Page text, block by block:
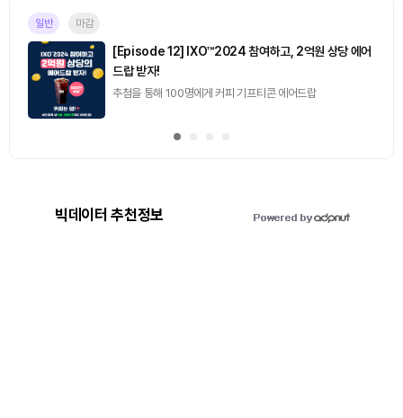
일반 마감
[Episode 12] IXO™2024 참여하고, 2억원 상당 에어
드랍 받자!
추첨을 통해 100명에게 커피 기프티콘 에어드랍
빅데이터 추천정보